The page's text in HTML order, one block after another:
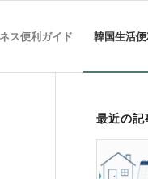
ス便利ガイド 韓国生活
最近の記